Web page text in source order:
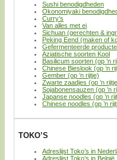
Sushi benodigdheden
Okonomiyaki
Curry’s
Van alles met ei
Sichuan (gerechten &
Peking Eend (maken of
Gefermenteerde
Aziatische soorten Kool
Basilicum soorten (op ’n
Chinese Bieslook (op ’n
Gember (op ’n rijtje)
Zwarte zaadjes (op ’n
Sojabonensauzen (op ’n
Japanse noodles (op ’n
Chinese noodles (op ’n
TOKO’S
Adreslijst Toko’s in
Adreslijst Toko’s in België